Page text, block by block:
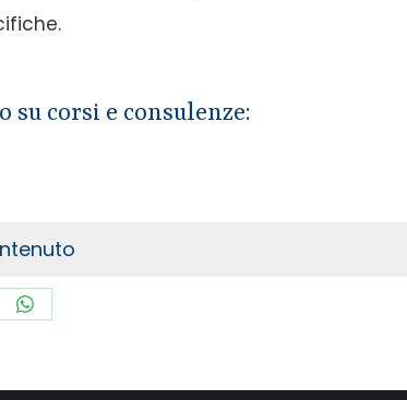
corsi e consulenze:
Share
WhatsApp